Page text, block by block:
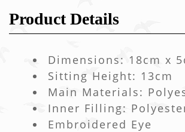
Product Details
Dimensions: 18cm x
Sitting Height: 13cm
Main Materials:
Inner Filling:
Embroidered Eye